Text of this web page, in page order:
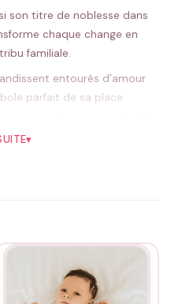
son titre de noblesse dans
chaque change en
familiale.
entourés d’amour
parfait de sa place
tout en créant des
l’aimer
▾